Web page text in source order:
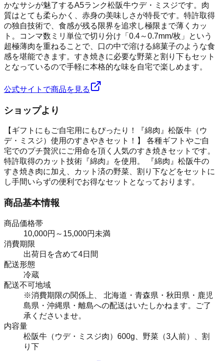
かなサシが魅了するA5ランク松阪牛ウデ・ミスジです。肉
質はとても柔らかく、赤身の美味しさが特長です。特許取得
の独自技術で、食感が残る限界を追求し極限まで薄くカッ
ト。コンマ数ミリ単位で切り分け「0.4～0.7mm/枚」という
超極薄肉を重ねることで、口の中で溶ける綿菓子のような食
感を堪能できます。すき焼きに必要な野菜と割り下もセット
となっているので手軽に本格的な味を自宅で楽しめます。
公式サイトで商品を見る
ショップより
【ギフトにもご自宅用にもぴったり！『綿肉』松阪牛（ウ
デ・ミスジ）使用のすきやきセット！】 各種ギフトやご自
宅でのプチ贅沢にご用命を頂く人気のすき焼きセットです。
特許取得のカット技術『綿肉』を使用。 『綿肉』松阪牛の
すき焼き肉に加え、カット済の野菜、割り下などをセットに
し手間いらずの便利でお得なセットとなっております。
商品基本情報
商品価格帯
10,000円～15,000円未満
消費期限
出荷日を含めて4日間
配送形態
冷蔵
配送不可地域
※消費期限の関係上、 北海道・青森県・秋田県・鹿児
島県・沖縄県・離島への配送はいたしかねます。ご了
承くださいませ。
内容量
松阪牛（ウデ・ミスジ肉）600g、野菜（3人前）、割
り下